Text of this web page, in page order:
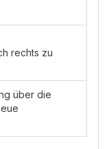
rechts zu
über die